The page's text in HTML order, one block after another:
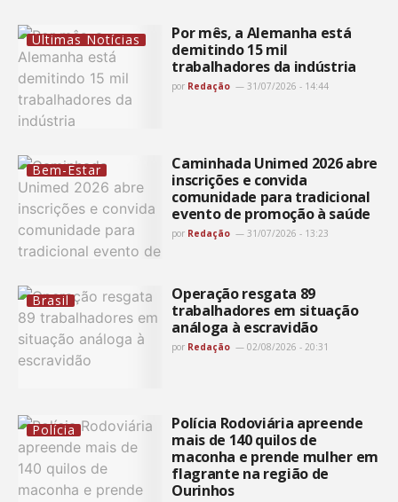
Últimas Notícias
Por mês, a Alemanha está
demitindo 15 mil
trabalhadores da indústria
por Redação 31/07/2026 - 14:44
Bem-Estar
Caminhada Unimed 2026 abre
inscrições e convida
comunidade para tradicional
evento de promoção à saúde
por Redação 31/07/2026 - 13:23
Brasil
Operação resgata 89
trabalhadores em situação
análoga à escravidão
por Redação 02/08/2026 - 20:31
Polícia
Polícia Rodoviária apreende
mais de 140 quilos de
maconha e prende mulher em
flagrante na região de
Ourinhos